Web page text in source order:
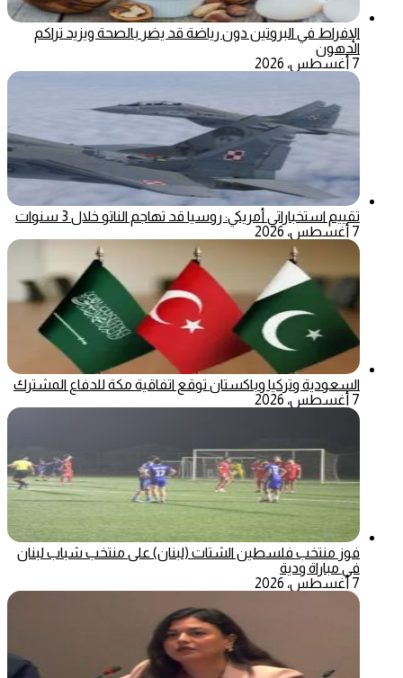
الإفراط في البروتين دون رياضة قد يضر بالصحة ويزيد تراكم
الدهون
7 أغسطس، 2026
تقييم استخباراتي أمريكي: روسيا قد تهاجم الناتو خلال 3 سنوات
7 أغسطس، 2026
السعودية وتركيا وباكستان توقع اتفاقية مكة للدفاع المشترك
7 أغسطس، 2026
فوز منتخب فلسطين الشتات (لبنان) على منتخب شباب لبنان
في مباراة ودية
7 أغسطس، 2026